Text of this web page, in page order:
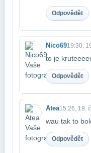
Odpovědět
Nico6919:30,
to je
Odpovědět
Atea15:26, 19.
wau tak to
Odpovědět